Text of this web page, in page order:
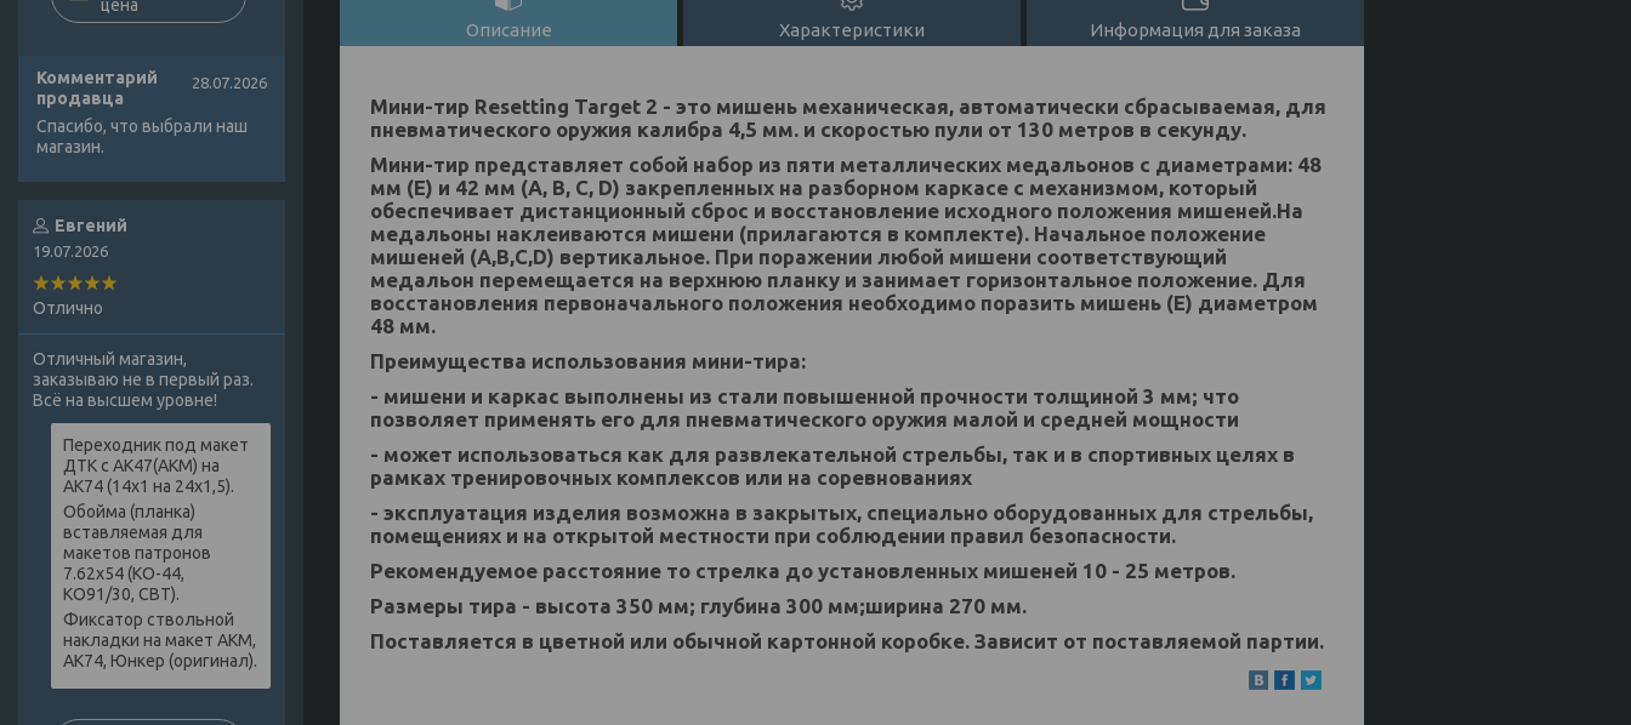
Описание Характеристики Информация для заказа
Мини-тир Resetting Target 2 - это мишень механическая, автоматически сбрасываемая, для
пневматического оружия калибра 4,5 мм. и скоростью пули от 130 метров в секунду.
Мини-тир представляет собой набор из пяти металлических медальонов с диаметрами: 48
мм (Е) и 42 мм (А, В, С, D) закрепленных на разборном каркасе с механизмом, который
обеспечивает дистанционный сброс и восстановление исходного положения мишеней.На
медальоны наклеиваются мишени (прилагаются в комплекте). Начальное положение
мишеней (А,В,С,D) вертикальное. При поражении любой мишени соответствующий
медальон перемещается на верхнюю планку и занимает горизонтальное положение. Для
восстановления первоначального положения необходимо поразить мишень (Е) диаметром
48 мм.
Преимущества использования мини-тира:
- мишени и каркас выполнены из стали повышенной прочности толщиной 3 мм; что
позволяет применять его для пневматического оружия малой и средней мощности
- может использоваться как для развлекательной стрельбы, так и в спортивных целях в
рамках тренировочных комплексов или на соревнованиях
- эксплуатация изделия возможна в закрытых, специально оборудованных для стрельбы,
помещениях и на открытой местности при соблюдении правил безопасности.
Рекомендуемое расстояние то стрелка до установленных мишеней 10 - 25 метров.
Размеры тира - высота 350 мм; глубина 300 мм;ширина 270 мм.
Поставляется в цветной или обычной картонной коробке. Зависит от поставляемой партии.
цена
Комментарий
продавца
28.07.2026
Спасибо, что выбрали наш
магазин.
Евгений
19.07.2026
Отлично
Отличный магазин,
заказываю не в первый раз.
Всё на высшем уровне!
Переходник под макет
ДТК с АК47(АКМ) на
АК74 (14х1 на 24х1,5).
Обойма (планка)
вставляемая для
макетов патронов
7.62х54 (КО-44,
КО91/30, СВТ).
Фиксатор ствольной
накладки на макет АКМ,
АК74, Юнкер (оригинал).